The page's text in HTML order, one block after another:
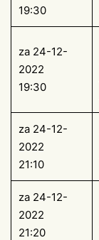
19:30
za 24-12-
2022
19:30
za 24-12-
2022
21:10
za 24-12-
2022
21:20